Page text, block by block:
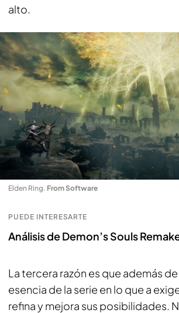
alto.
Elden Ring. From Software
PUEDE INTERESARTE
Análisis de Demon’s Souls
La tercera razón es que además
esencia de la serie en lo que a
refina y mejora sus posibilidades.